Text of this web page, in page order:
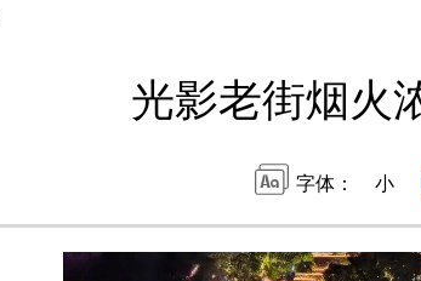
光影老街烟火
字体： 小